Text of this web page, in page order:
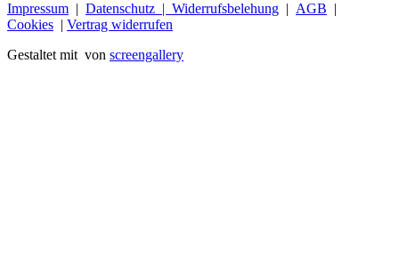
Impressum | Datenschutz | Widerrufsbelehung | AGB |
Cookies | Vertrag widerrufen
Gestaltet mit von screengallery